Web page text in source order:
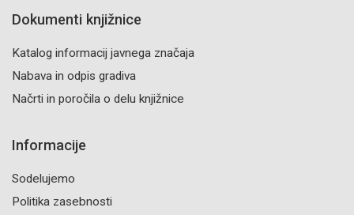
Dokumenti knjižnice
Katalog informacij javnega značaja
Nabava in odpis gradiva
Načrti in poročila o delu knjižnice
Informacije
Sodelujemo
Politika zasebnosti